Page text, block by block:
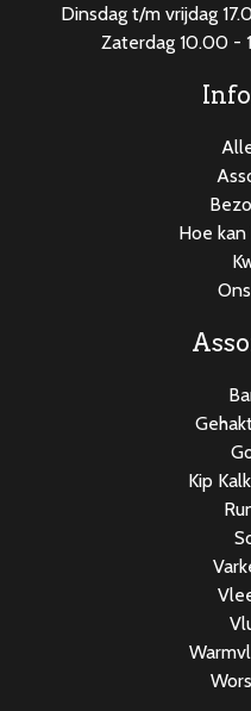
Dinsdag t/m vrijdag
Zaterdag 10.00 -
Hoe
Kip